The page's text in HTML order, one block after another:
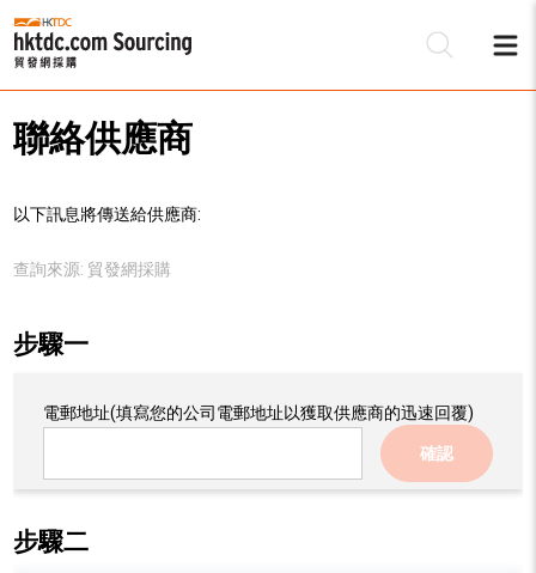
聯絡供應商
以下訊息將傳送給供應商:
查詢來源: 貿發網採購
步驟一
電郵地址(填寫您的公司電郵地址以獲取供應商的迅速回覆)
確認
步驟二